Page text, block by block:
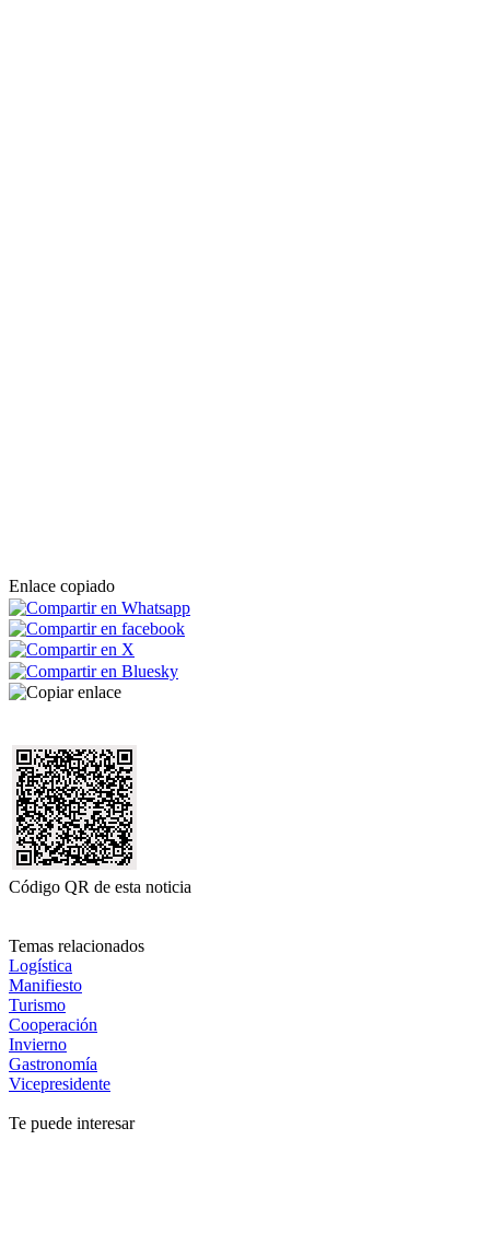
Enlace copiado
Código QR de esta noticia
Temas relacionados
Logística
Manifiesto
Turismo
Cooperación
Invierno
Gastronomía
Vicepresidente
Te puede interesar